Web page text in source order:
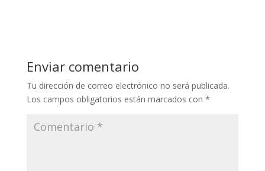
Enviar comentario
Tu dirección de correo electrónico no será publicada.
Los campos obligatorios están marcados con *